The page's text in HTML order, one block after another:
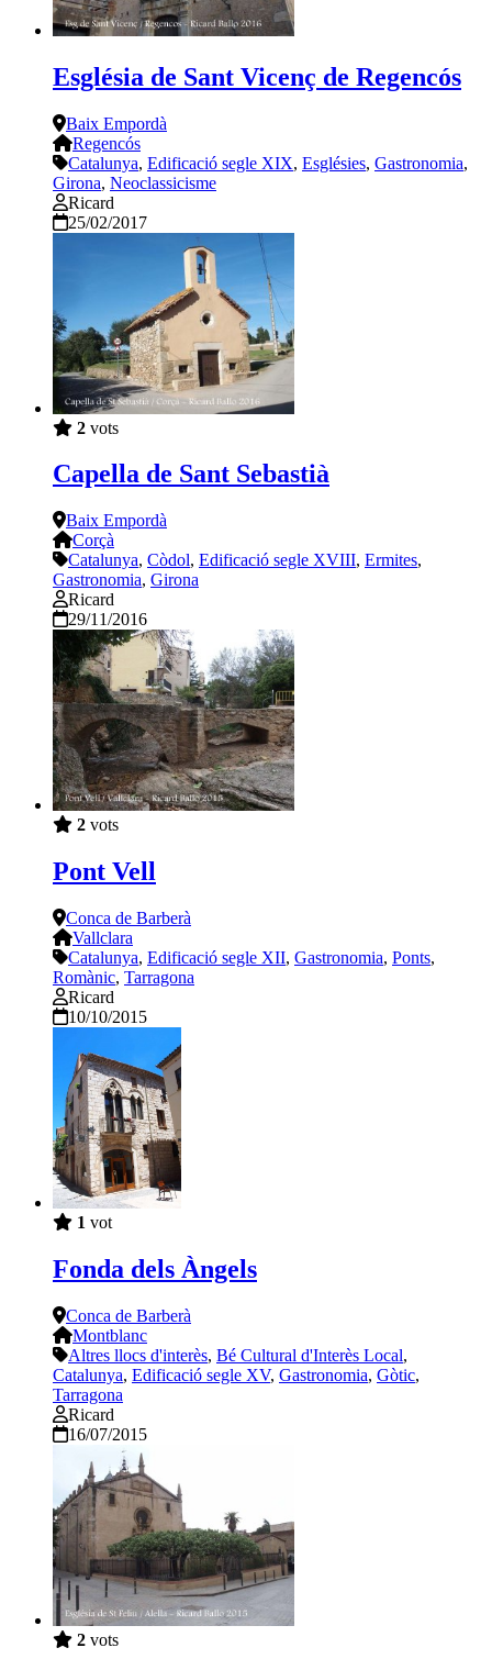
Església de Sant Vicenç de Regencós
Baix Empordà
Regencós
Catalunya, Edificació segle XIX, Esglésies, Gastronomia,
Girona, Neoclassicisme
Ricard
25/02/2017
2 vots
Capella de Sant Sebastià
Baix Empordà
Corçà
Catalunya, Còdol, Edificació segle XVIII, Ermites,
Gastronomia, Girona
Ricard
29/11/2016
2 vots
Pont Vell
Conca de Barberà
Vallclara
Catalunya, Edificació segle XII, Gastronomia, Ponts,
Romànic, Tarragona
Ricard
10/10/2015
1 vot
Fonda dels Àngels
Conca de Barberà
Montblanc
Altres llocs d'interès, Bé Cultural d'Interès Local,
Catalunya, Edificació segle XV, Gastronomia, Gòtic,
Tarragona
Ricard
16/07/2015
2 vots